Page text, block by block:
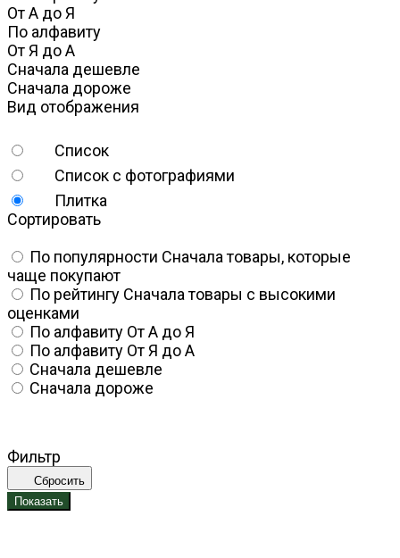
От А до Я
По алфавиту
От Я до А
Сначала дешевле
Сначала дороже
Вид отображения
Список
Список с фотографиями
Плитка
Сортировать
По популярности Сначала товары, которые
чаще покупают
По рейтингу Сначала товары с высокими
оценками
По алфавиту От А до Я
По алфавиту От Я до А
Сначала дешевле
Сначала дороже
Фильтр
Сбросить
Показать